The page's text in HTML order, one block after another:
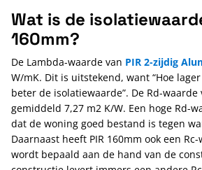
Wat is de
160mm?
De Lambda-waarde van PIR 2-zijdig
W/mK. Dit is uitstekend, want “Hoe
beter de isolatiewaarde”. De Rd-
gemiddeld 7,27 m2 K/W. Een hoge Rd-
dat de woning goed bestand is tegen
Daarnaast heeft PIR 160mm ook een
wordt bepaald aan de hand van de